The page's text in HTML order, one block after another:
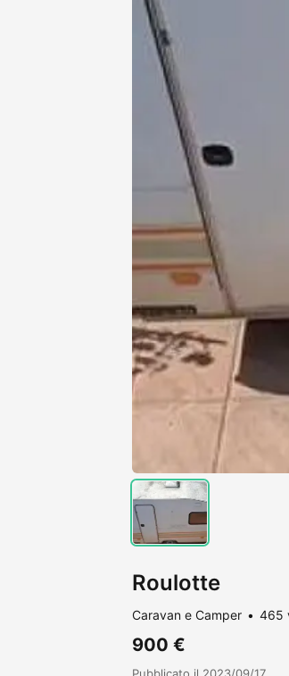
Roulotte
Caravan e Camper 465
900 €